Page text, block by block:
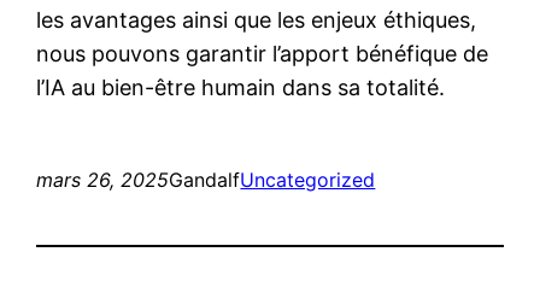
les avantages ainsi que les enjeux éthiques,
nous pouvons garantir l’apport bénéfique de
l’IA au bien-être humain dans sa totalité.
mars 26, 2025GandalfUncategorized